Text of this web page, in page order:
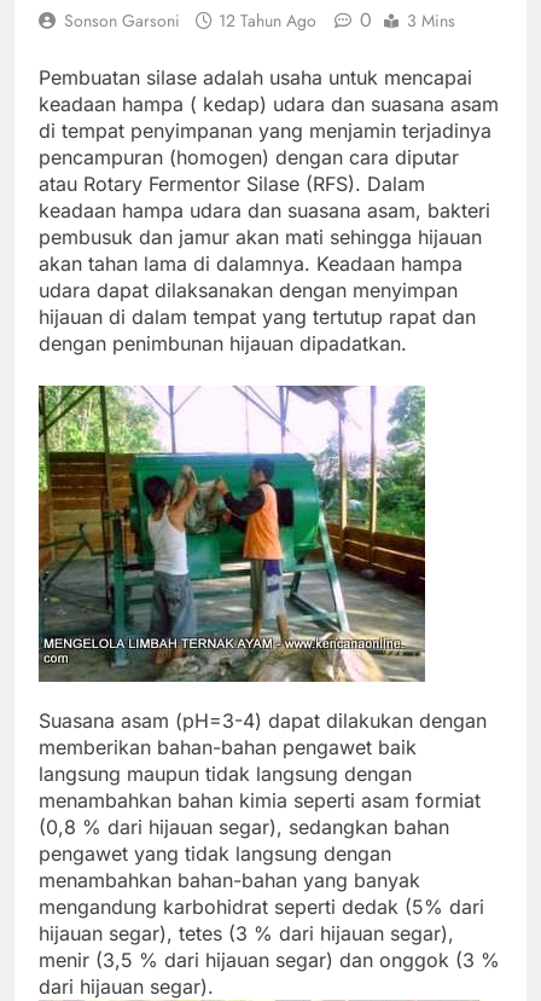
Sonson Garsoni 12 Tahun Ago 0 3 Mins
Pembuatan silase adalah usaha untuk mencapai
keadaan hampa ( kedap) udara dan suasana asam
di tempat penyimpanan yang menjamin terjadinya
pencampuran (homogen) dengan cara diputar
atau Rotary Fermentor Silase (RFS). Dalam
keadaan hampa udara dan suasana asam, bakteri
pembusuk dan jamur akan mati sehingga hijauan
akan tahan lama di dalamnya. Keadaan hampa
udara dapat dilaksanakan dengan menyimpan
hijauan di dalam tempat yang tertutup rapat dan
dengan penimbunan hijauan dipadatkan.
Suasana asam (pH=3-4) dapat dilakukan dengan
memberikan bahan-bahan pengawet baik
langsung maupun tidak langsung dengan
menambahkan bahan kimia seperti asam formiat
(0,8 % dari hijauan segar), sedangkan bahan
pengawet yang tidak langsung dengan
menambahkan bahan-bahan yang banyak
mengandung karbohidrat seperti dedak (5% dari
hijauan segar), tetes (3 % dari hijauan segar),
menir (3,5 % dari hijauan segar) dan onggok (3 %
dari hijauan segar).